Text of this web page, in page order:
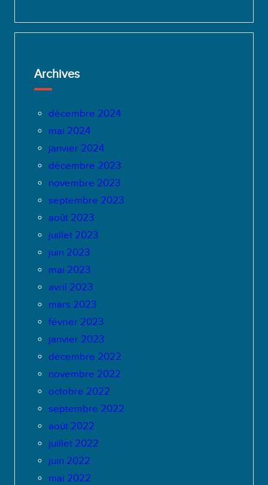
Archives
décembre 2024
mai 2024
janvier 2024
décembre 2023
novembre 2023
septembre 2023
août 2023
juillet 2023
juin 2023
mai 2023
avril 2023
mars 2023
février 2023
janvier 2023
décembre 2022
novembre 2022
octobre 2022
septembre 2022
août 2022
juillet 2022
juin 2022
mai 2022